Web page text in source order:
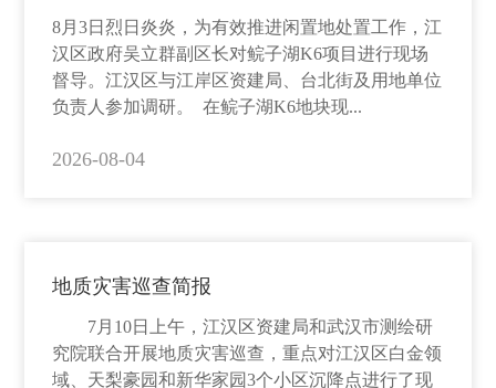
8月3日烈日炎炎，为有效推进闲置地处置工作，江
汉区政府吴立群副区长对鲩子湖K6项目进行现场
督导。江汉区与江岸区资建局、台北街及用地单位
负责人参加调研。 在鲩子湖K6地块现...
2026-08-04
地质灾害巡查简报
7月10日上午，江汉区资建局和武汉市测绘研
究院联合开展地质灾害巡查，重点对江汉区白金领
域、天梨豪园和新华家园3个小区沉降点进行了现